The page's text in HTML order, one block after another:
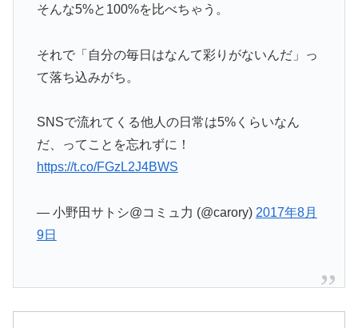
そんな5%と100%を比べちゃう。
それで「自分の毎日はなんて彩りがないんだ」っ
て落ち込みがち。
SNSで流れてくる他人の日常は5%くらいなん
だ、ってことを忘れずに！
https://t.co/FGzL2J4BWS
— 小野田サトシ@コミュ力 (@carory) 2017年8月
9日